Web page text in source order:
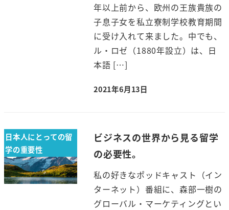
年以上前から、欧州の王族貴族の
子息子女を私立寮制学校教育期間
に受け入れて来ました。中でも、
ル・ロゼ（1880年設立）は、日
本語 […]
2021年6月13日
日本人にとっての留
学の重要性
ビジネスの世界から見る留学
の必要性。
私の好きなポッドキャスト（イン
ターネット）番組に、森部一樹の
グローバル・マーケティングとい